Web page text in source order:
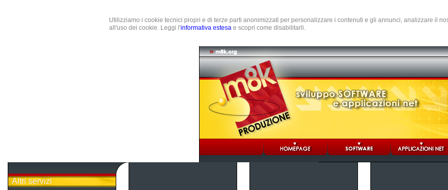
Utilizziamo i cookie tecnici propri e di terze parti anonimizzati per personalizzare i contenuti e gli annunci, analizzare il
all'uso dei cookie. Leggi l'informativa estesa e scopri come disabilitarli.
Altri servizi